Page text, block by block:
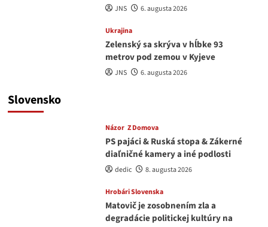
JNS 6. augusta 2026
Ukrajina
Zelenský sa skrýva v hĺbke 93
metrov pod zemou v Kyjeve
JNS 6. augusta 2026
Slovensko
Názor Z Domova
PS pajáci & Ruská stopa & Zákerné
diaľničné kamery a iné podlosti
dedic 8. augusta 2026
Hrobári Slovenska
Matovič je zosobnením zla a
degradácie politickej kultúry na